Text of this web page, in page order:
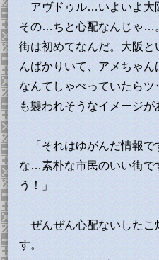
アヴドゥル…いよいよ大
その…ちと心配なんじゃ…
街は初めてなんだ。大阪
んばかりいて、アメちゃ
なんてしゃべっていたら
も襲われそうなイメージが
「それはゆがんだ情報で
な…素朴な市民のいい街で
う！」
ぜんぜん心配ないしたこ
す。